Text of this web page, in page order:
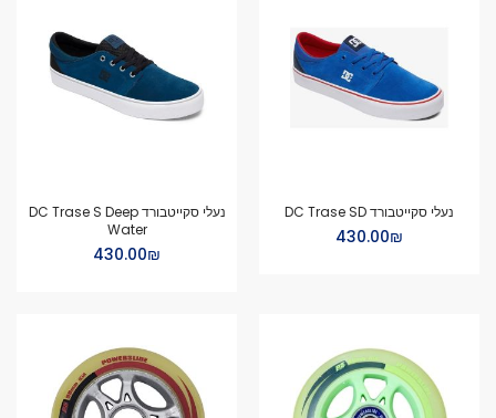
נעלי סקייטבורד DC Trase SD
₪‏430.00
נעלי סקייטבורד DC Trase S Deep
Water
₪‏430.00